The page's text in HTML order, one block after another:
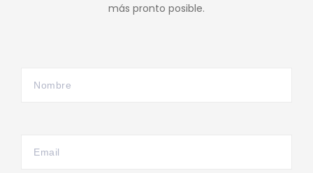
más pronto posible.